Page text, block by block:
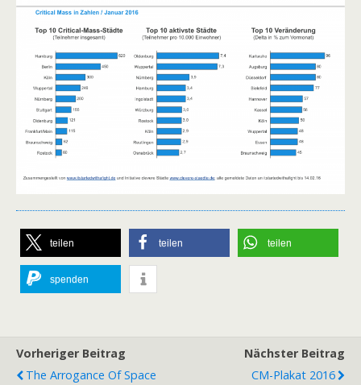
teilen teilen teilen
spenden
Vorheriger Beitrag
The Arrogance Of Space
Nächster Beitrag
CM-Plakat 2016